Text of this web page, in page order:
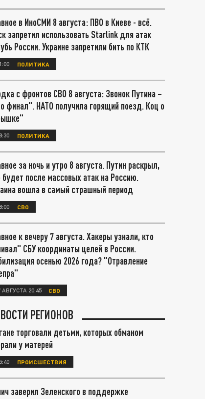
в ИноСМИ 8 августа: ПВО в Киеве - всё.
запретил использовать Starlink для атак
России. Украине запретили бить по КТК
ПОЛИТИКА
с фронтов СВО 8 августа: Звонок Путина –
финал". НАТО получила горящий поезд. Коц о
ПОЛИТИКА
за ночь и утро 8 августа. Путин раскрыл,
будет после массовых атак на Россию.
вошла в самый страшный период
СВО
к вечеру 7 августа. Хакеры узнали, кто
СБУ координаты целей в России.
осенью 2026 года? "Отравление
АВГУСТА 20:45 СВО
РЕГИОНОВ
торговали детьми, которых обманом
у матерей
ПРОИСШЕСТВИЯ
заверил Зеленского в поддержке